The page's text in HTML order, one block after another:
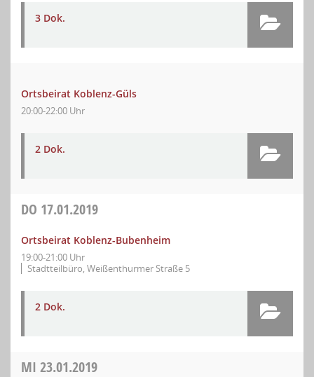
3 Dok.
Ortsbeirat Koblenz-Güls
20:00-22:00 Uhr
2 Dok.
DO 17.01.2019
Ortsbeirat Koblenz-Bubenheim
19:00-21:00 Uhr
Stadtteilbüro, Weißenthurmer Straße 5
2 Dok.
MI 23.01.2019